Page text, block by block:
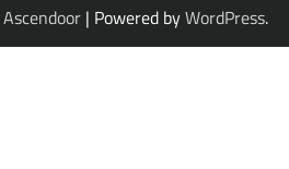
Ascendoor| Powered byWordPress.